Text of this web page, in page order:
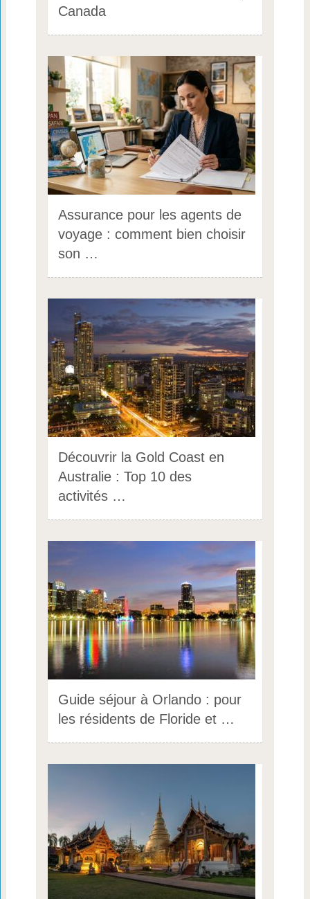
Canada
Assurance pour les agents de
voyage : comment bien choisir
son …
Découvrir la Gold Coast en
Australie : Top 10 des
activités …
Guide séjour à Orlando : pour
les résidents de Floride et …